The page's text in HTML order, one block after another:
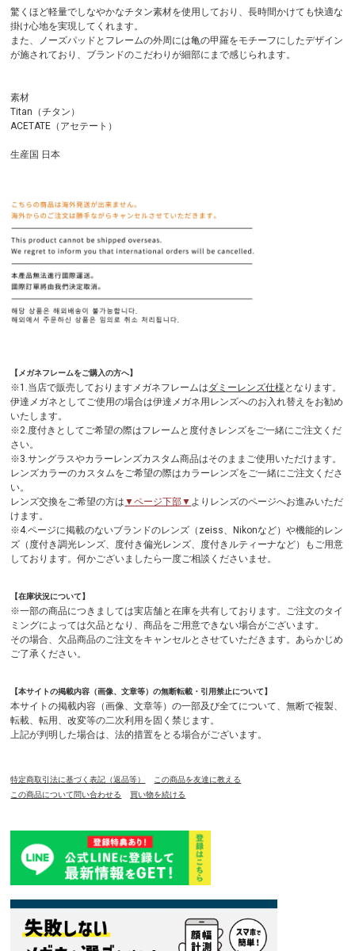
驚くほど軽量でしなやかなチタン素材を使用しており、長時間かけても快適な
掛け心地を実現してくれます。
また、ノーズパッドとフレームの外周には亀の甲羅をモチーフにしたデザイン
が施されており、ブランドのこだわりが細部にまで感じられます。
素材
Titan（チタン）
ACETATE（アセテート）
生産国 日本
【メガネフレームをご購入の方へ】
※1.当店で販売しておりますメガネフレームはダミーレンズ仕様 となります。
伊達メガネとしてご使用の場合は伊達メガネ用レンズへのお入れ替えをお勧め
いたします。
※2.度付きとしてご希望の際はフレームと度付きレンズをご一緒にご注文くだ
さい。
※3.サングラスやカラーレンズカスタム商品はそのままご使用いただけます。
レンズカラーのカスタムをご希望の際はカラーレンズをご一緒にご注文くださ
い。
レンズ交換をご希望の方は ▼ページ下部▼ よりレンズのページへお進みいただ
けます。
※4.ページに掲載のないブランドのレンズ（zeiss、Nikonなど）や機能的レン
ズ（度付き調光レンズ、度付き偏光レンズ、度付きルティーナなど）もご用意
しております。何かございましたら一度ご相談くださいませ。
【在庫状況について】
※一部の商品につきましては実店舗と在庫を共有しております。ご注文のタイ
ミングによっては欠品となり、商品をご用意できない場合がございます。
その場合、欠品商品のご注文をキャンセルとさせていただきます。あらかじめ
ご了承ください。
【本サイトの掲載内容（画像、文章等）の無断転載・引用禁止について】
本サイトの掲載内容（画像、文章等）の一部及び全てについて、無断で複製、
転載、転用、改変等の二次利用を固く禁じます。
上記が判明した場合は、法的措置をとる場合がございます。
特定商取引法に基づく表記（返品等）
この商品を友達に教える
この商品について問い合わせる
買い物を続ける